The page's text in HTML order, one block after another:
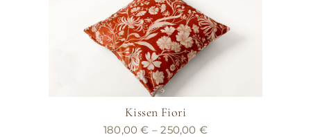
Kissen Fiori
180,00€ –250,00 €